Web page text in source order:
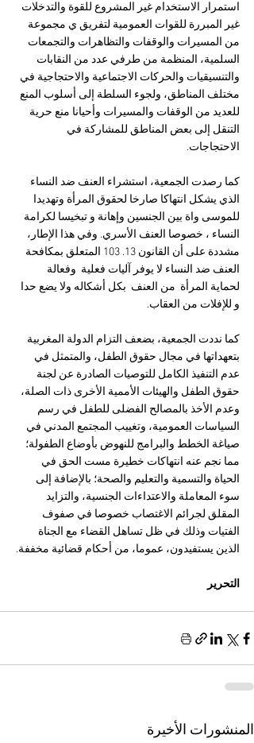
استمرار الاستخدام غير المشروع للقوة والتدخلات
غير المبررة للقوات العمومية لتفريق ي مجموعة
من المسيرات والوقفات والتظاهرات والتجمعات
السلمية، المنظمة من طرفي عدد من النقابات
والتنسيقيات والحركات الاجتماعية والاحتجاجية في
مختلف المناطق، ولجوء السلطة إلى أسلوب المنع
للعديد من الوقفات والمسيرات وأحيانا منع حرية
التنقل إلى بعض المناطق للمشاركة في
الاحتجاجات.
كما رصدت الجمعية، استشراء العنف ضد النساء
الذي يشكل انتهاكا صارخا لحقوق المرأة وتهديدا
للموسى واة بين الجنسين وإهانة و تبخيسا لكرامة
النساء ، خصوصا العنف الأسري. وفي هذا الإطار،
مشددة على أن القانون 13. 103 المتعلق بمكافحة
العنف ضد النساء لا يوفر آليات فعلية  وفعالة
لحماية المرأة  من العنف  بكل أشكاله ولا يضع حدا
و للإفلات من العقاب.
كما نددت الجمعية، بضعف التزام الدولة المغربية
بتعهداتها في مجال حقوق الطفل، والمتمثل في
عدم التنفيذ الكامل للتوصيات الصادرة عن لجنة
حقوق الطفل والهيئات الأممية الأخرى ذات الصلة،
وعدم الأخذ بالمصالح الفضلى للطفل في رسم
السياسات العمومية، وتغييب المجتمع المدني في
صياغة الخطط والبرامج للنهوض بأوضاع الطفولة؛
مما نجم عنه انتهاكات خطيرة مست الحق في
الحياة والتسمية والتعليم والصحة؛ بالإضافة إلى
سوء المعاملة والاعتداءات الجنسية، والتزايد
المقلق لجرائم الاغتصاب خصوصا في صفوف
الفتيات وذلك في ظل تساهل القضاء مع الجناة
الذين يستفيدون، عموما، من أحكام قضائية مخففة.
التحرير
المنشورات الأخيرة